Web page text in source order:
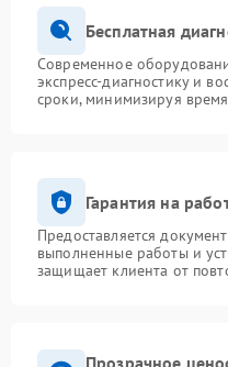
Бесплатная
Современное
экспресс-диагностику и
сроки, минимизируя
Гарантия на
Предоставляется
выполненные работы и
защищает клиента от